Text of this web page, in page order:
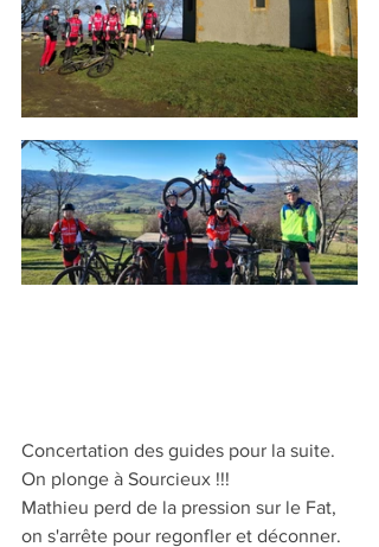
Concertation des guides pour la suite.
On plonge à Sourcieux !!!
Mathieu perd de la pression sur le Fat,
on s'arrête pour regonfler et déconner.